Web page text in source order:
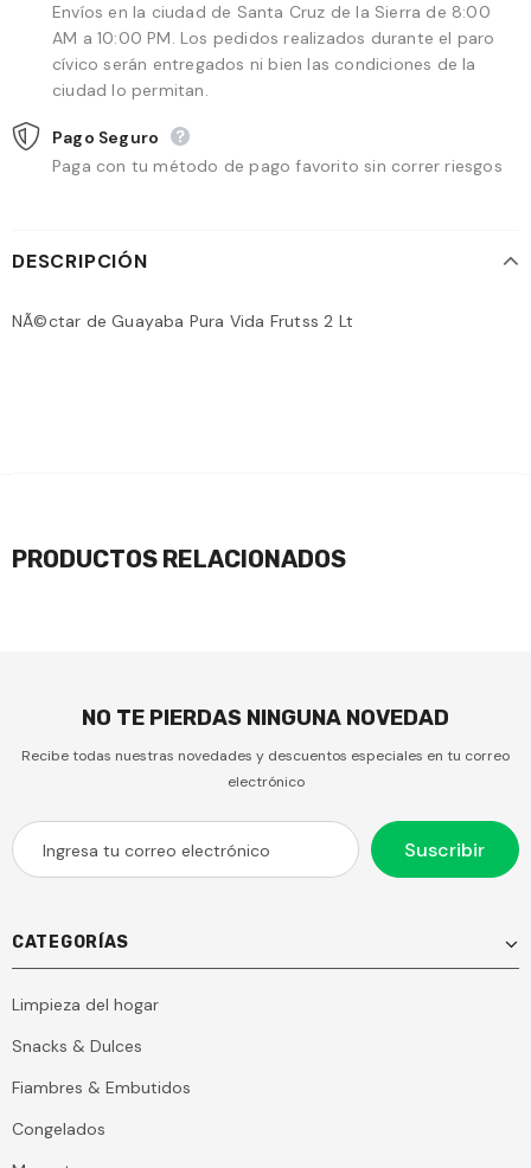
Envíos en la ciudad de Santa Cruz de la Sierra de 8:00
AM a 10:00 PM. Los pedidos realizados durante el paro
cívico serán entregados ni bien las condiciones de la
ciudad lo permitan.
Pago Seguro
Paga con tu método de pago favorito sin correr riesgos
DESCRIPCIÓN
NÃ©ctar de Guayaba Pura Vida Frutss 2 Lt
PRODUCTOS RELACIONADOS
NO TE PIERDAS NINGUNA NOVEDAD
Recibe todas nuestras novedades y descuentos especiales en tu correo
electrónico
CATEGORÍAS
Limpieza del hogar
Snacks & Dulces
Fiambres & Embutidos
Congelados